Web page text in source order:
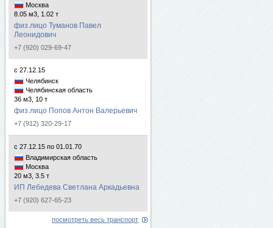
Москва
8.05 м3, 1.02 т
физ.лицо Туманов Павел
Леонидович
+7 (920) 029-69-47
с 27.12.15
Челябинск
Челябинская область
36 м3, 10 т
физ.лицо Попов Антон Валерьевич
+7 (912) 320-29-17
с 27.12.15 по 01.01.70
Владимирская область
Москва
20 м3, 3.5 т
ИП Лебедева Светлана Аркадьевна
+7 (920) 627-65-23
посмотреть весь транспорт